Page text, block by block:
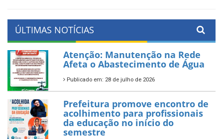
ÚLTIMAS NOTÍCIAS
Atenção: Manutenção na Rede
Afeta o Abastecimento de Água
Publicado em: 28 de julho de 2026
Prefeitura promove encontro de
acolhimento para profissionais
da educação no início do
semestre